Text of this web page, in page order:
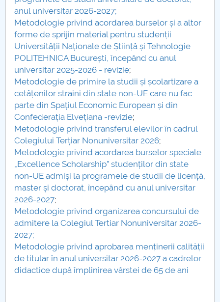
Nr. de telefon si adrese Facultăți
Admitere
Români de pretutindeni - ADMITERE
Senat
Facultăți
Studenți
Ghiduri pentru STUDENȚI
Relații Publice
Relații Internaționale
PNRR
Proiect PRIM STUD
anul universitar 2026-2027;
Metodologie privind acordarea burselor și a altor
forme de sprijin material pentru studenții
Universității Naționale de Știință și Tehnologie
POLITEHNICA București, începând cu anul
universitar 2025-2026 - revizie;
Metodologie de primire la studii și școlartizare a
cetățenilor straini din state non-UE care nu fac
parte din Spațiul Economic European și din
Confederația Elvețiana -revizie;
Metodologie privind transferul elevilor în cadrul
Colegiului Terțiar Nonuniversitar 2026;
Metodologie privind acordarea burselor speciale
„Excellence Scholarship” studenților din state
non-UE admiși la programele de studii de licență,
master și doctorat, începând cu anul universitar
2026-2027;
Metodologie privind organizarea concursului de
admitere la Colegiul Tertiar Nonuniversitar 2026-
2027;
Metodologie privind aprobarea menținerii calității
de titular în anul universitar 2026-2027 a cadrelor
didactice după împlinirea vârstei de 65 de ani